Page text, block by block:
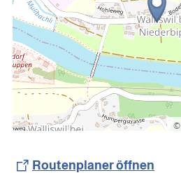
©
Routenplaner öffnen